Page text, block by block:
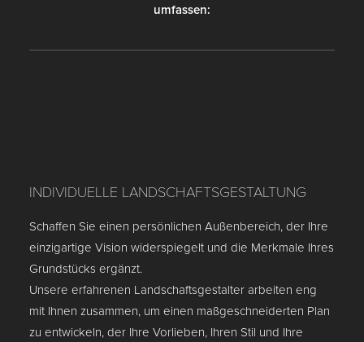
umfassen:
INDIVIDUELLE LANDSCHAFTSGESTALTUNG
Schaffen Sie einen persönlichen Außenbereich, der Ihre
einzigartige Vision widerspiegelt und die Merkmale Ihres
Grundstücks ergänzt.
Unsere erfahrenen Landschaftsgestalter arbeiten eng
mit Ihnen zusammen, um einen maßgeschneiderten Plan
zu entwickeln, der Ihre Vorlieben, Ihren Stil und Ihre